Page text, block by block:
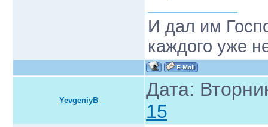
И дал им
каждого уже
YevgeniyB
Дата:
15